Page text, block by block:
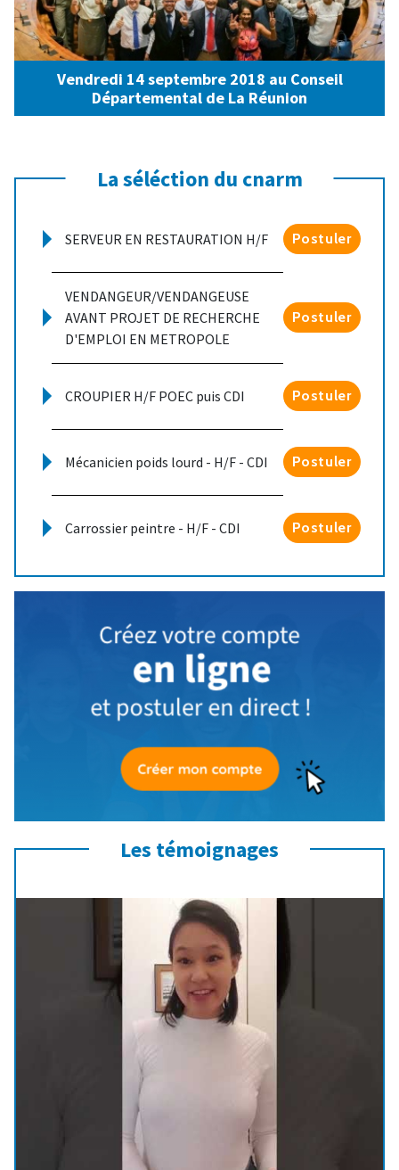
Vendredi 14 septembre 2018 au Conseil
Départemental de La Réunion
La séléction du cnarm
SERVEUR EN RESTAURATION H/F Postuler
VENDANGEUR/VENDANGEUSE
AVANT PROJET DE RECHERCHE
D'EMPLOI EN METROPOLE
Postuler
CROUPIER H/F POEC puis CDI Postuler
Mécanicien poids lourd - H/F - CDI Postuler
Carrossier peintre - H/F - CDI Postuler
Les témoignages